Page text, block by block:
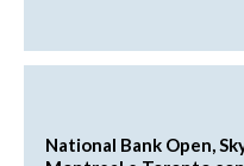
National Bank Open,